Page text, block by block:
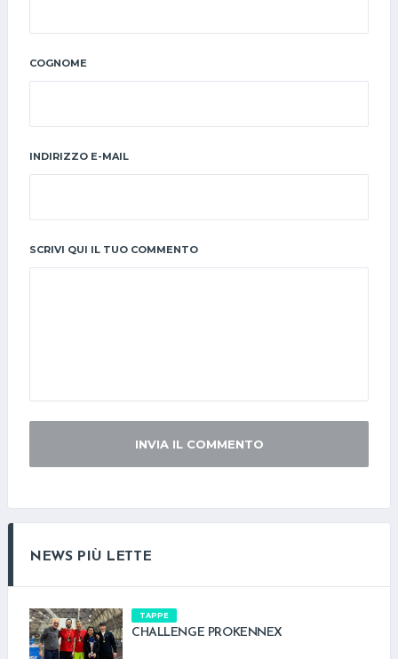
COGNOME
INDIRIZZO E-MAIL
SCRIVI QUI IL TUO COMMENTO
INVIA IL COMMENTO
NEWS PIÙ LETTE
TAPPE
CHALLENGE PROKENNEX